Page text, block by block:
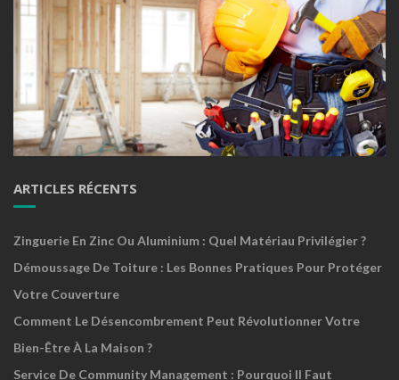
ARTICLES RÉCENTS
Zinguerie En Zinc Ou Aluminium : Quel Matériau Privilégier ?
Démoussage De Toiture : Les Bonnes Pratiques Pour Protéger
Votre Couverture
Comment Le Désencombrement Peut Révolutionner Votre
Bien-Être À La Maison ?
Service De Community Management : Pourquoi Il Faut